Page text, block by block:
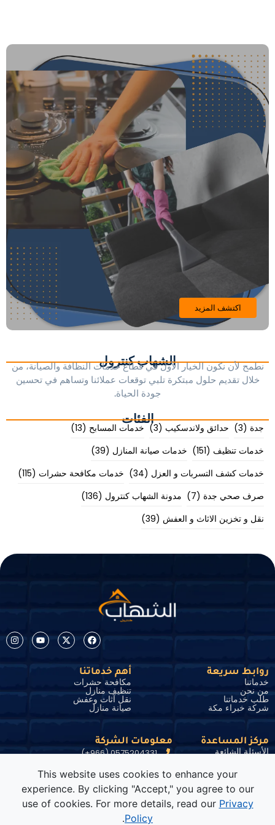
الشهاب كنترول
نطمح لأن نكون الخيار الأول في قطاع خدمات النظافة والصيانة، من
خلال تقديم حلول مبتكرة تلبي توقعات عملائنا وتساهم في تحسين
جودة الحياة.
اكتشف المزيد
الفئات
جدة (3) حدائق ولاندسكيب (3) خدمات المسابح (13)
خدمات تنظيف (151) خدمات صيانة المنازل (39)
خدمات كشف التسربات و العزل (34) خدمات مكافحة حشرات (115)
صرف صحي جدة (7) مدونة الشهاب كنترول (136)
نقل و تخزين الاثاث و العفش (39)
روابط سريعة
خدماتنا
من نحن
طلب خدماتنا
شركة خبراء مكة
أهم خدماتنا
مكافحة حشرات
تنظيف منازل
نقل آثاث وعفش
صيانة منازل
مركز المساعدة
الأسئلة الشائعة
معلومات الشركة
0575204331 (966+)
info@shehab-control.net
مكة المكرمة، 3667 شارع ابراهيم الجفالي,
24372
This website uses cookies to enhance your
experience. By clicking "Accept," you agree to our
use of cookies. For more details, read our Privacy
Policy
.